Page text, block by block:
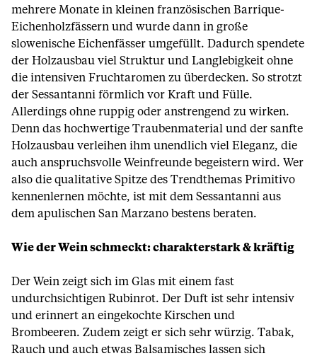
mehrere Monate in kleinen französischen Barrique-
Eichenholzfässern und wurde dann in große
slowenische Eichenfässer umgefüllt. Dadurch spendete
der Holzausbau viel Struktur und Langlebigkeit ohne
die intensiven Fruchtaromen zu überdecken. So strotzt
der Sessantanni förmlich vor Kraft und Fülle.
Allerdings ohne ruppig oder anstrengend zu wirken.
Denn das hochwertige Traubenmaterial und der sanfte
Holzausbau verleihen ihm unendlich viel Eleganz, die
auch anspruchsvolle Weinfreunde begeistern wird. Wer
also die qualitative Spitze des Trendthemas Primitivo
kennenlernen möchte, ist mit dem Sessantanni aus
dem apulischen San Marzano bestens beraten.
Wie der Wein schmeckt: charakterstark & kräftig
Der Wein zeigt sich im Glas mit einem fast
undurchsichtigen Rubinrot. Der Duft ist sehr intensiv
und erinnert an eingekochte Kirschen und
Brombeeren. Zudem zeigt er sich sehr würzig. Tabak,
Rauch und auch etwas Balsamisches lassen sich